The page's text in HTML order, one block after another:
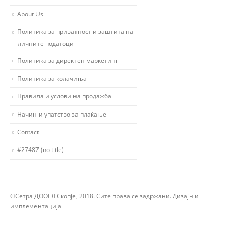
About Us
Политика за приватност и заштита на
личните податоци
Политика за директен маркетинг
Политика за колачиња
Правила и услови на продажба
Начин и упатство за плаќање
Contact
#27487 (no title)
©Сетра ДООЕЛ Скопје, 2018. Сите права се задржани. Дизајн и
имплементација